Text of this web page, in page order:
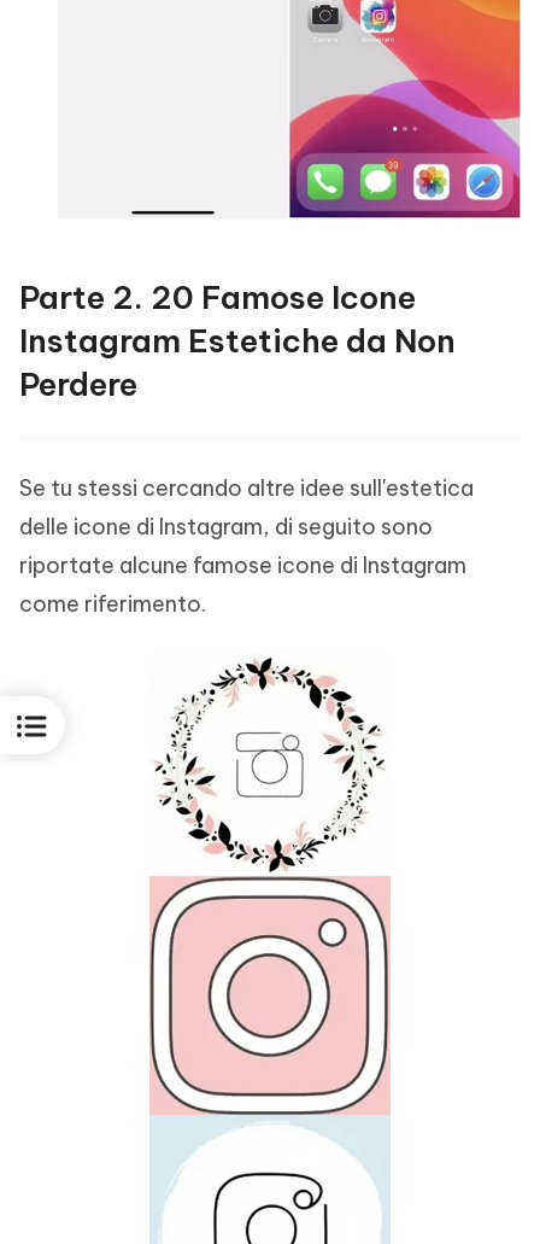
Parte 2. 20 Famose Icone
Instagram Estetiche da Non
Perdere
Se tu stessi cercando altre idee sull'estetica
delle icone di Instagram, di seguito sono
riportate alcune famose icone di Instagram
come riferimento.